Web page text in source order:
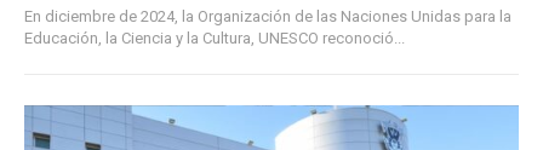
En diciembre de 2024, la Organización de las Naciones Unidas para la
Educación, la Ciencia y la Cultura, UNESCO reconoció...